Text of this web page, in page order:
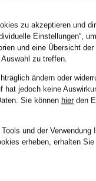
zu akzeptieren und
Einstellungen“,
und eine Übersicht
zu treffen.
ändern oder
hat jedoch keine
Sie können hier den
und der Verwendung
erheben, erhalten